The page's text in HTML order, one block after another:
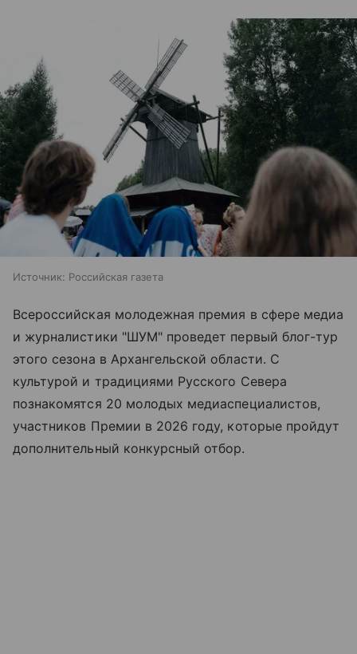
Источник: Российская газета
Всероссийская молодежная премия в сфере медиа
и журналистики "ШУМ" проведет первый блог-тур
этого сезона в Архангельской области. С
культурой и традициями Русского Севера
познакомятся 20 молодых медиаспециалистов,
участников Премии в 2026 году, которые пройдут
дополнительный конкурсный отбор.